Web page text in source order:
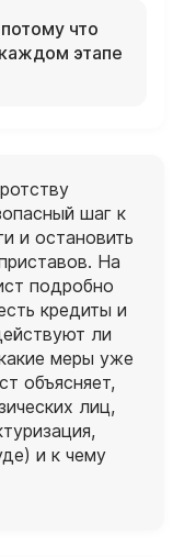
что
этапе
шаг к
и остановить
На
подробно
кредиты и
ли
меры уже
объясняет,
лиц,
и к чему